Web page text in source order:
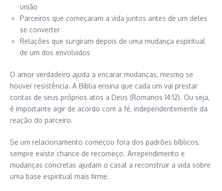
união
Parceiros que começaram a vida juntos antes de um deles
se converter
Relações que surgiram depois de uma mudança espiritual
de um dos envolvidos
O amor verdadeiro ajuda a encarar mudanças, mesmo se
houver resistência. A Bíblia ensina que cada um vai prestar
contas de seus próprios atos a Deus (Romanos 14:12). Ou seja,
é importante agir de acordo com a fé, independentemente da
reação do parceiro.
Se um relacionamento começou fora dos padrões bíblicos,
sempre existe chance de recomeço. Arrependimento e
mudanças concretas ajudam o casal a reconstruir a vida sobre
uma base espiritual mais firme.